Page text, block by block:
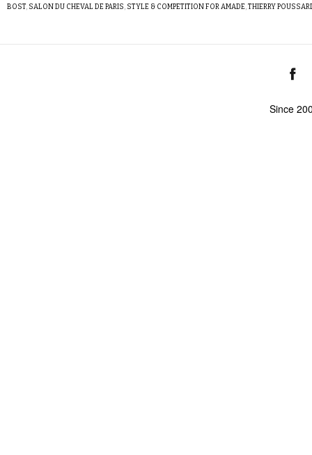
BOST, SALON DU CHEVAL DE PARIS, STYLE & COMPETITION FOR AMADE,THIERRY
Since